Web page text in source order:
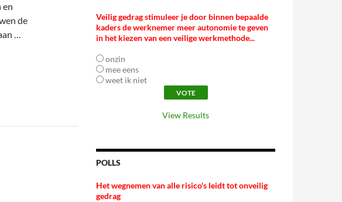
en
de
…
Veilig gedrag stimuleer je door binnen bepaalde
kaders de werknemer meer autonomie te geven
in het kiezen van een veilige werkmethode...
onzin
mee eens
weet ik niet
View Results
POLLS
Het wegnemen van alle risico's leidt tot onveilig
gedrag